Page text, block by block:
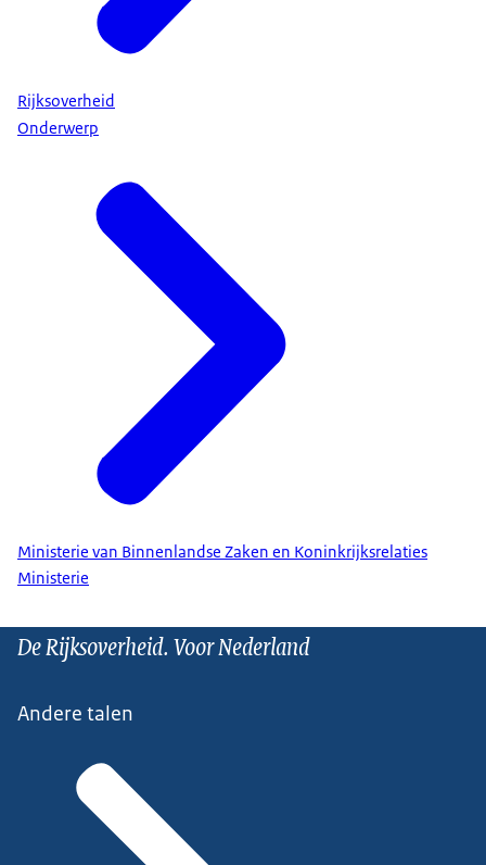
Rijksoverheid
Onderwerp
Ministerie van Binnenlandse Zaken en Koninkrijksrelaties
Ministerie
De Rijksoverheid. Voor Nederland
Andere talen